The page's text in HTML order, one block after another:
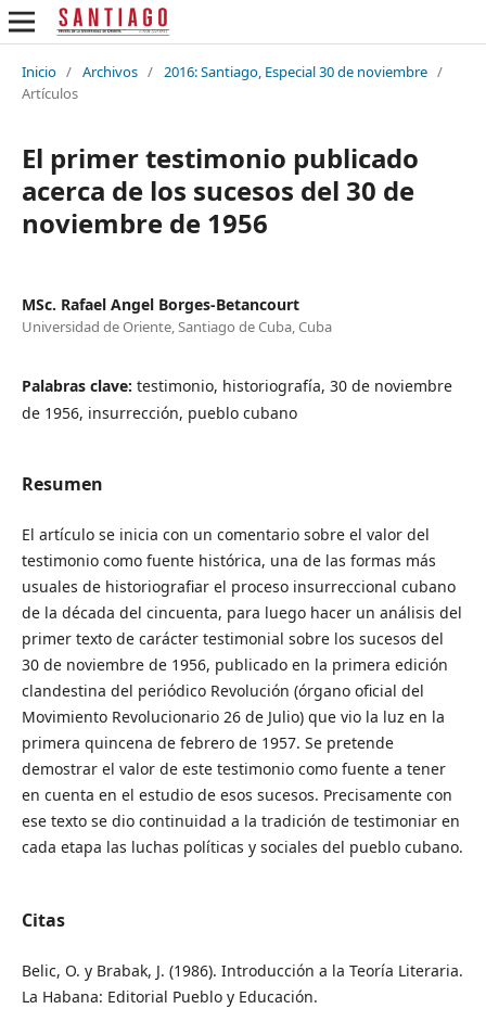
Inicio / Archivos / 2016: Santiago, Especial 30 de noviembre /
Artículos
El primer testimonio publicado
acerca de los sucesos del 30 de
noviembre de 1956
MSc. Rafael Angel Borges-Betancourt
Universidad de Oriente, Santiago de Cuba, Cuba
Palabras clave: testimonio, historiografía, 30 de noviembre
de 1956, insurrección, pueblo cubano
Resumen
El artículo se inicia con un comentario sobre el valor del
testimonio como fuente histórica, una de las formas más
usuales de historiografiar el proceso insurreccional cubano
de la década del cincuenta, para luego hacer un análisis del
primer texto de carácter testimonial sobre los sucesos del
30 de noviembre de 1956, publicado en la primera edición
clandestina del periódico Revolución (órgano oficial del
Movimiento Revolucionario 26 de Julio) que vio la luz en la
primera quincena de febrero de 1957. Se pretende
demostrar el valor de este testimonio como fuente a tener
en cuenta en el estudio de esos sucesos. Precisamente con
ese texto se dio continuidad a la tradición de testimoniar en
cada etapa las luchas políticas y sociales del pueblo cubano.
Citas
Belic, O. y Brabak, J. (1986). Introducción a la Teoría Literaria.
La Habana: Editorial Pueblo y Educación.